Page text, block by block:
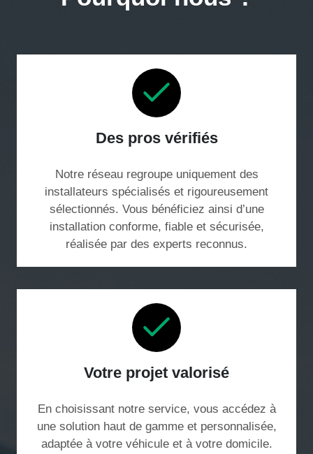
Des pros vérifiés
Notre réseau regroupe uniquement des
installateurs spécialisés et rigoureusement
sélectionnés. Vous bénéficiez ainsi d’une
installation conforme, fiable et sécurisée,
réalisée par des experts reconnus.
Votre projet valorisé
En choisissant notre service, vous accédez à
une solution haut de gamme et personnalisée,
adaptée à votre véhicule et à votre domicile.